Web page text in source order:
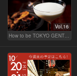
Vol.16
How to be TOKYO GENTS 東京人よ、紳士たれ！